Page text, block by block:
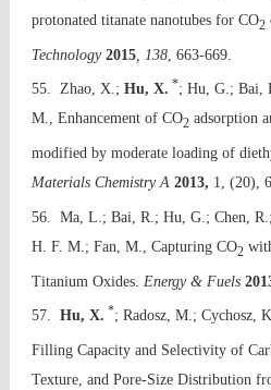
protonated titanate nanotubes for CO2
Technology 2015, 138, 663-669.
55. Zhao, X.; Hu, X. *; Hu, G.; Bai,
M., Enhancement of CO2adsorption
modified by moderate loading of
Materials Chemistry A 2013, 1, (20),
56. Ma, L.; Bai, R.; Hu, G.; Chen, R.;
H. F. M.; Fan, M., Capturing CO2
Titanium Oxides. Energy & Fuels
57. Hu, X. *; Radosz, M.; Cychosz,
Filling Capacity and Selectivity of
Texture, and Pore-Size Distribution